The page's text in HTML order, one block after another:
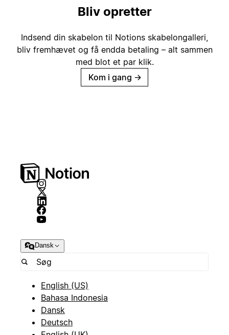
Bliv opretter
Indsend din skabelon til Notions skabelongalleri,
bliv fremhævet og få endda betaling – alt sammen
med blot et par klik.
Kom i gang →
Dansk
English (US)
Bahasa Indonesia
Dansk
Deutsch